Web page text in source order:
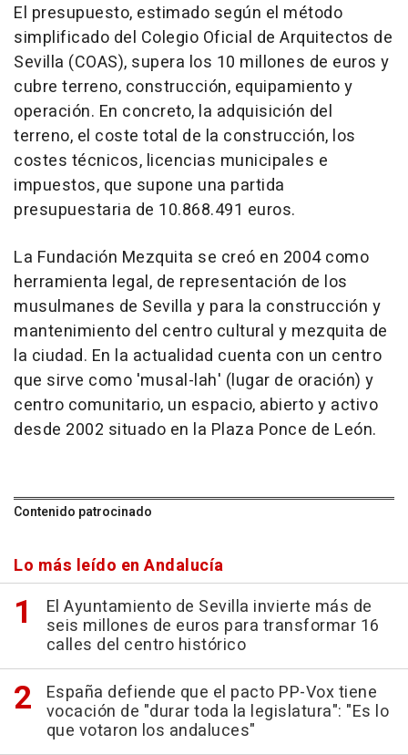
El presupuesto, estimado según el método
simplificado del Colegio Oficial de Arquitectos de
Sevilla (COAS), supera los 10 millones de euros y
cubre terreno, construcción, equipamiento y
operación. En concreto, la adquisición del
terreno, el coste total de la construcción, los
costes técnicos, licencias municipales e
impuestos, que supone una partida
presupuestaria de 10.868.491 euros.
La Fundación Mezquita se creó en 2004 como
herramienta legal, de representación de los
musulmanes de Sevilla y para la construcción y
mantenimiento del centro cultural y mezquita de
la ciudad. En la actualidad cuenta con un centro
que sirve como 'musal-lah' (lugar de oración) y
centro comunitario, un espacio, abierto y activo
desde 2002 situado en la Plaza Ponce de León.
Contenido patrocinado
Lo más leído en Andalucía
El Ayuntamiento de Sevilla invierte más de
seis millones de euros para transformar 16
calles del centro histórico
España defiende que el pacto PP-Vox tiene
vocación de "durar toda la legislatura": "Es lo
que votaron los andaluces"